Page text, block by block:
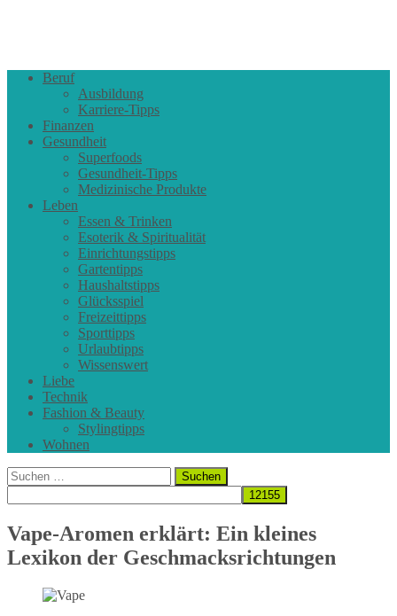
Beruf
Ausbildung
Karriere-Tipps
Finanzen
Gesundheit
Superfoods
Gesundheit-Tipps
Medizinische Produkte
Leben
Essen & Trinken
Esoterik & Spiritualität
Einrichtungstipps
Gartentipps
Haushaltstipps
Glücksspiel
Freizeittipps
Sporttipps
Urlaubtipps
Wissenswert
Liebe
Technik
Fashion & Beauty
Stylingtipps
Wohnen
Suchen
nach:
Vape-Aromen erklärt: Ein kleines
Lexikon der Geschmacksrichtungen